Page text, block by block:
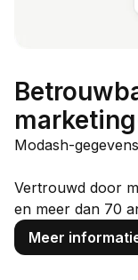
Modash-
Vertrouwd door
en meer dan 70
Meer